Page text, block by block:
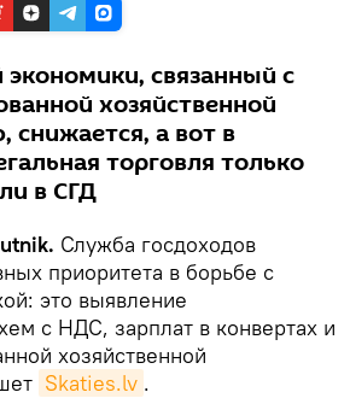
связанный с
хозяйственной
снижается, а вот в
торговля только
в СГД
Служба госдоходов
приоритета в борьбе с
это выявление
с НДС, зарплат в конвертах и
хозяйственной
Skaties.lv .